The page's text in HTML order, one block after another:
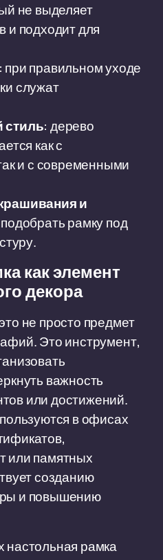
не выделяет
и подходит для
: при правильном уходе
служат
стиль: дерево
как с
и с современными
и
рамку под
как элемент
декора
не просто предмет
Это инструмент,
важность
или достижений.
в офисах
или памятных
созданию
и повышению
рамка